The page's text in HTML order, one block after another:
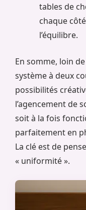
tables de
chaque
l’équilibre.
En somme, loin
système à deux
possibilités
l’agencement de
soit à la fois
parfaitement en
La clé est de
« uniformité ».